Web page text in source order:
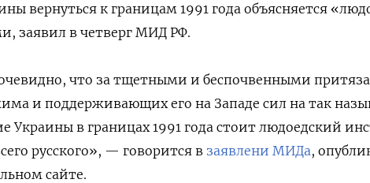
вернуться к границам 1991 года объясняется
заявил в четверг МИД РФ.
что за тщетными и беспочвенными
и поддерживающих его на Западе сил на так
Украины в границах 1991 года стоит людоедский
русского», — говорится в заявлени МИДа,
сайте.